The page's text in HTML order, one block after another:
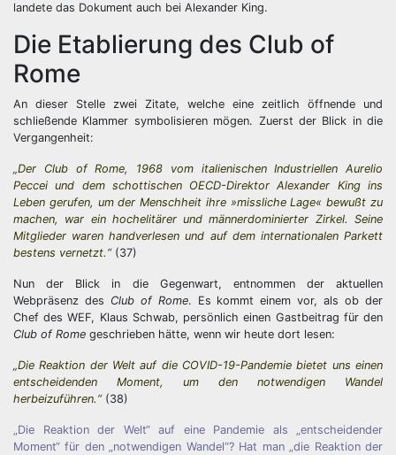
landete das Dokument auch bei Alexander King.
Die Etablierung des Club of
Rome
An dieser Stelle zwei Zitate, welche eine zeitlich öffnende und
schließende Klammer symbolisieren mögen. Zuerst der Blick in die
Vergangenheit:
„Der Club of Rome, 1968 vom italienischen Industriellen Aurelio
Peccei und dem schottischen OECD-Direktor Alexander King ins
Leben gerufen, um der Menschheit ihre »missliche Lage« bewußt zu
machen, war ein hochelitärer und männerdominierter Zirkel. Seine
Mitglieder waren handverlesen und auf dem internationalen Parkett
bestens vernetzt.“(37)
Nun der Blick in die Gegenwart, entnommen der aktuellen
Webpräsenz des Club of Rome. Es kommt einem vor, als ob der
Chef des WEF, Klaus Schwab, persönlich einen Gastbeitrag für den
Club of Rome geschrieben hätte, wenn wir heute dort lesen:
„Die Reaktion der Welt auf die COVID-19-Pandemie bietet uns einen
entscheidenden Moment, um den notwendigen Wandel
herbeizuführen.“(38)
„Die Reaktion der Welt“ auf eine Pandemie als „entscheidender
Moment“ für den „notwendigen Wandel“? Hat man „die Reaktion der